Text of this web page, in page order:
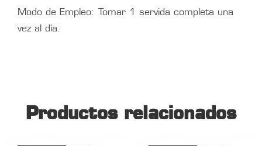
Modo de Empleo: Tomar 1 servida completa una
vez al día.
Productos relacionados